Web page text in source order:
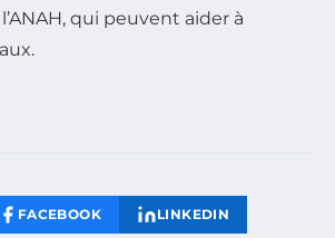
qui peuvent aider à
FACEBOOK LINKEDIN